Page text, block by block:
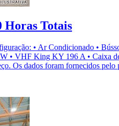
Horas Totais
• Ar Condicionado •
• VHF King KY 196 A • Caixa
Os dados foram fornecidos